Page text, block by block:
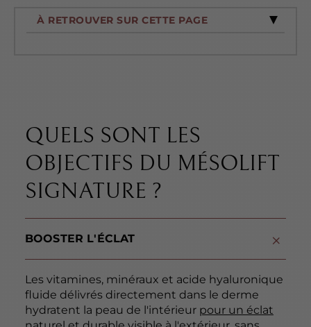
À RETROUVER SUR CETTE PAGE
QUELS SONT LES
OBJECTIFS DU MÉSOLIFT
SIGNATURE ?
BOOSTER L'ÉCLAT
Les vitamines, minéraux et acide hyaluronique
fluide délivrés directement dans le derme
hydratent la peau de l'intérieur pour un éclat